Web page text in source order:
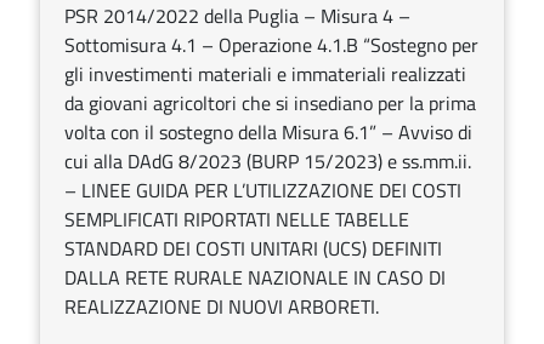
PSR 2014/2022 della Puglia – Misura 4 –
Sottomisura 4.1 – Operazione 4.1.B “Sostegno per
gli investimenti materiali e immateriali realizzati
da giovani agricoltori che si insediano per la prima
volta con il sostegno della Misura 6.1” – Avviso di
cui alla DAdG 8/2023 (BURP 15/2023) e ss.mm.ii.
– LINEE GUIDA PER L’UTILIZZAZIONE DEI COSTI
SEMPLIFICATI RIPORTATI NELLE TABELLE
STANDARD DEI COSTI UNITARI (UCS) DEFINITI
DALLA RETE RURALE NAZIONALE IN CASO DI
REALIZZAZIONE DI NUOVI ARBORETI.